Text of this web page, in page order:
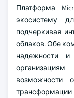
Платформа
экосистему
подчеркивая
облаков. Обе
надежности и
возможности